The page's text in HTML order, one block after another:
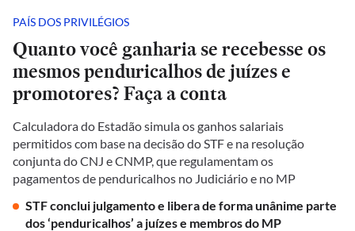
PAÍS DOS PRIVILÉGIOS
Quanto você ganharia se recebesse os
mesmos penduricalhos de juízes e
promotores? Faça a conta
Calculadora do Estadão simula os ganhos salariais
permitidos com base na decisão do STF e na resolução
conjunta do CNJ e CNMP, que regulamentam os
pagamentos de penduricalhos no Judiciário e no MP
STF conclui julgamento e libera de forma unânime parte
dos ‘penduricalhos’ a juízes e membros do MP